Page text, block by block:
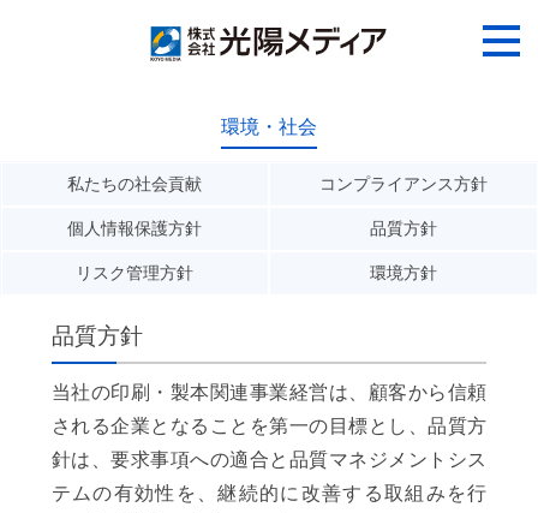
環境・社会
私たちの社会貢献 コンプライアンス方針
個人情報保護方針 品質方針
リスク管理方針 環境方針
品質方針
当社の印刷・製本関連事業経営は、顧客から信頼
される企業となることを第一の目標とし、品質方
針は、要求事項への適合と品質マネジメントシス
テムの有効性を、継続的に改善する取組みを行